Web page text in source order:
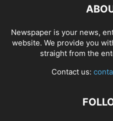
Newspaper is your news,
website. We provide you
straight from the
Contact us: